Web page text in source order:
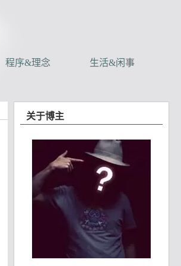
程序&理念 生活&闲事
关于博主